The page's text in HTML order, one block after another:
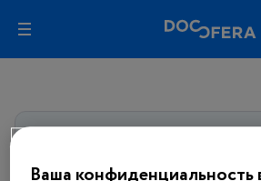
ко всем материалам сайта
Ваша конфиденциальность